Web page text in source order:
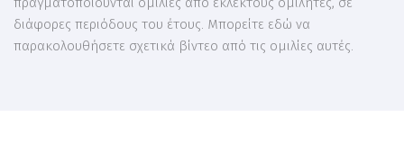
διάφορες περιόδους του έτους. Μπορείτε εδώ να
παρακολουθήσετε σχετικά βίντεο από τις ομιλίες αυτές.